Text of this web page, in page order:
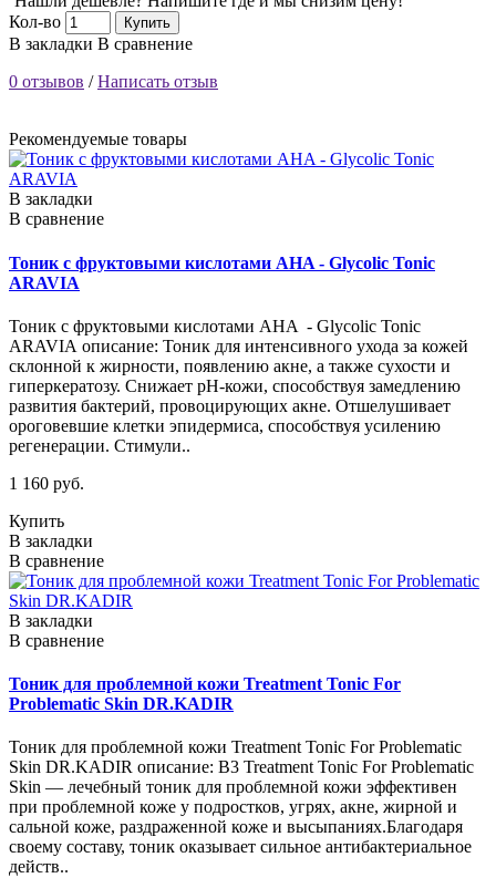
Кол-во
Купить
В закладки В сравнение
0 отзывов /Написать отзыв
Рекомендуемые товары
В закладки
В сравнение
Тоник с фруктовыми кислотами AHA - Glycolic Tonic
ARAVIA
Тоник с фруктовыми кислотами AHA - Glycolic Tonic
ARAVIA описание: Тоник для интенсивного ухода за кожей
склонной к жирности, появлению акне, а также сухости и
гиперкератозу. Снижает рН-кожи, способствуя замедлению
развития бактерий, провоцирующих акне. Отшелушивает
ороговевшие клетки эпидермиса, способствуя усилению
регенерации. Стимули..
1 160 руб.
Купить
В закладки
В сравнение
В закладки
В сравнение
Тоник для проблемной кожи Treatment Tonic For
Problematic Skin DR.KADIR
Тоник для проблемной кожи Treatment Tonic For Problematic
Skin DR.KADIR описание: B3 Treatment Tonic For Problematic
Skin — лечебный тоник для проблемной кожи эффективен
при проблемной коже у подростков, угрях, акне, жирной и
сальной коже, раздраженной коже и высыпаниях.Благодаря
своему составу, тоник оказывает сильное антибактериальное
действ..